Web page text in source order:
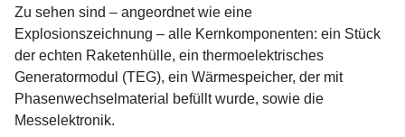
Zu sehen sind – angeordnet wie eine
Explosionszeichnung – alle Kernkomponenten: ein Stück
der echten Raketenhülle, ein thermoelektrisches
Generatormodul (TEG), ein Wärmespeicher, der mit
Phasenwechselmaterial befüllt wurde, sowie die
Messelektronik.